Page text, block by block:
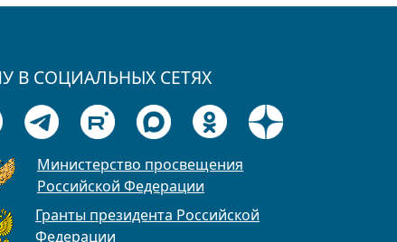
В СОЦИАЛЬНЫХ СЕТЯХ
Министерство просвещения
Российской Федерации
Гранты президента Российской
Федерации